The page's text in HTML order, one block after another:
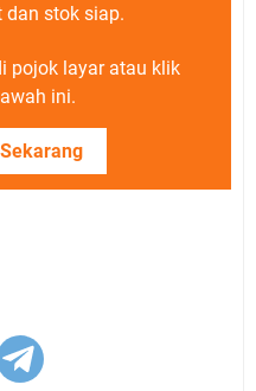
dan stok siap.
pojok layar atau klik
ini.